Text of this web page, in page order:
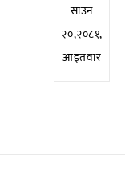
साउन
२०,२०८१,
आइतवार